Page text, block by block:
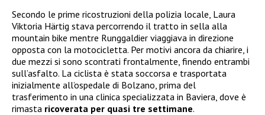
Secondo le prime ricostruzioni della polizia locale, Laura
Viktoria Härtig stava percorrendo il tratto in sella alla
mountain bike mentre Runggaldier viaggiava in direzione
opposta con la motocicletta. Per motivi ancora da chiarire, i
due mezzi si sono scontrati frontalmente, finendo entrambi
sull’asfalto. La ciclista è stata soccorsa e trasportata
inizialmente all’ospedale di Bolzano, prima del
trasferimento in una clinica specializzata in Baviera, dove è
rimasta ricoverata per quasi tre settimane.